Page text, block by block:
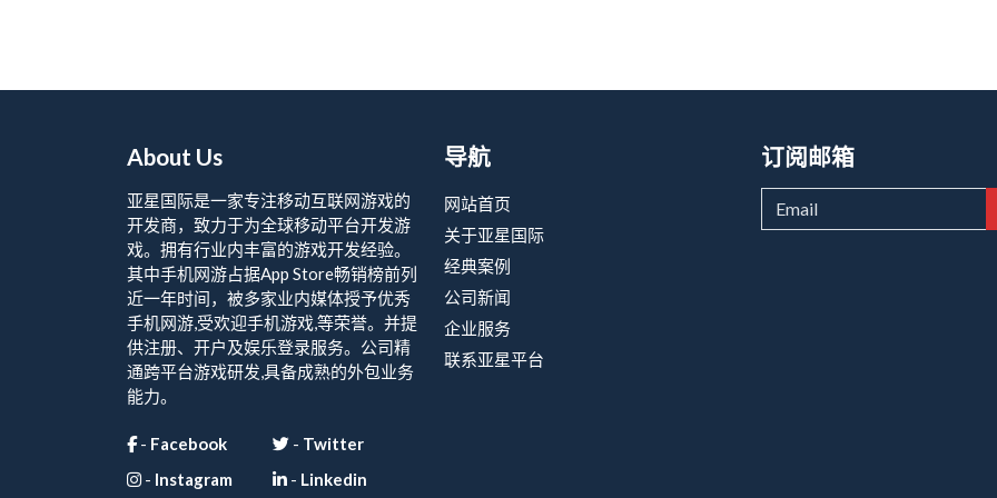
About Us
亚星国际是一家专注移动互联网游戏的
开发商，致力于为全球移动平台开发游
戏。拥有行业内丰富的游戏开发经验。
其中手机网游占据App Store畅销榜前列
近一年时间，被多家业内媒体授予优秀
手机网游,受欢迎手机游戏,等荣誉。并提
供注册、开户及娱乐登录服务。公司精
通跨平台游戏研发,具备成熟的外包业务
能力。
- Facebook - Twitter
- Instagram - Linkedin
导航
网站首页
关于亚星国际
经典案例
公司新闻
企业服务
联系亚星平台
订阅邮箱